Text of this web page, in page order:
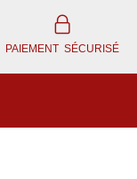
PAIEMENT SÉCURISÉ